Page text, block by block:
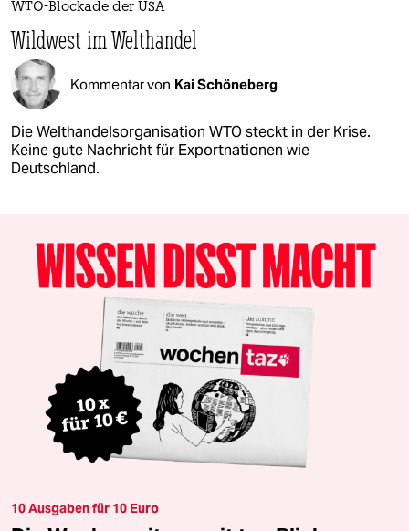
WTO-Blockade der USA
Wildwest im Welthandel
Kommentar von Kai Schöneberg
Die Welthandelsorganisation WTO steckt in der Krise.
Keine gute Nachricht für Exportnationen wie
Deutschland.
10 Ausgaben für 10 Euro